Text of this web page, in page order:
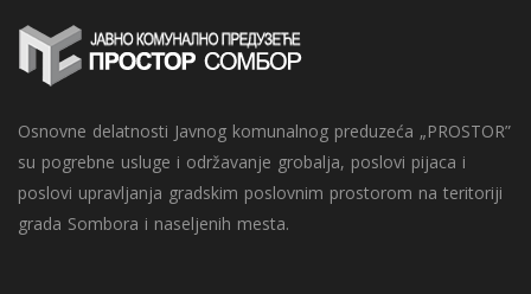
Osnovne delatnosti Javnog komunalnog preduzeća „PROSTOR”
su pogrebne usluge i održavanje grobalja, poslovi pijaca i
poslovi upravljanja gradskim poslovnim prostorom na teritoriji
grada Sombora i naseljenih mesta.